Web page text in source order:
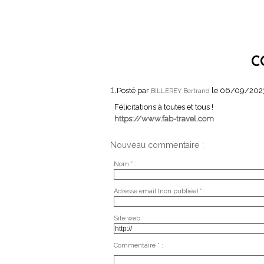
1.Posté par BILLEREY Bertrand le 06/09/
Félicitations à toutes et tous !
https://www.fab-travel.com
Nouveau commentaire :
Nom * :
Adresse email (non publiée) * :
Site web :
Commentaire * :